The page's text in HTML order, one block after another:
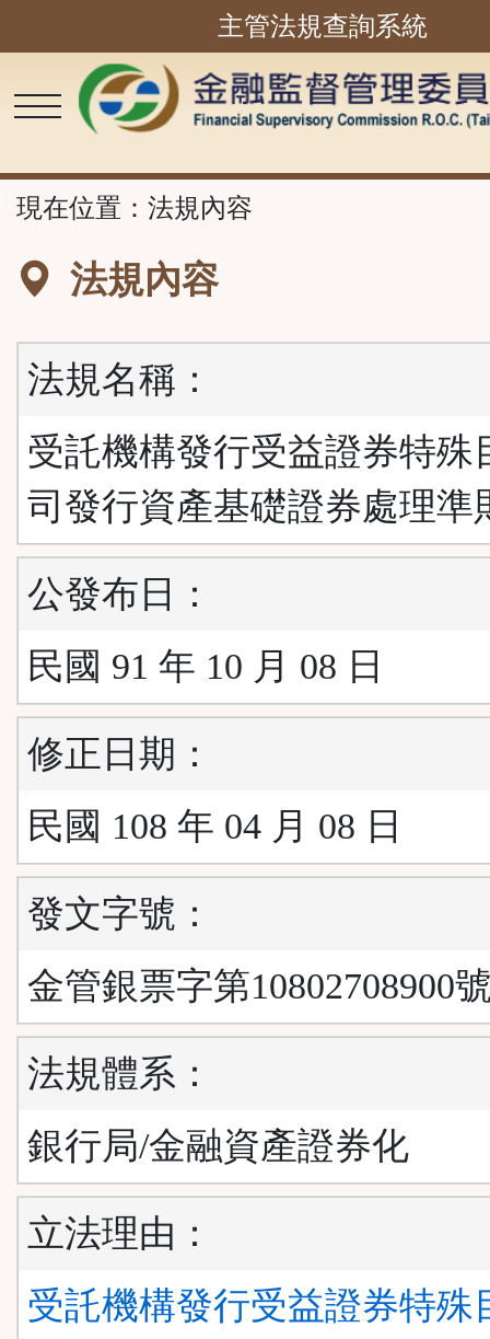
內
容
主管法規查詢系統
現在位置： 法規內容
法規內容
法規名稱：
受託機構發行受益證券特殊
司發行資產基礎證券處理準
公發布日：
民國 91 年 10 月 08 日
修正日期：
民國 108 年 04 月 08 日
發文字號：
金管銀票字第10802708900
法規體系：
銀行局/金融資產證券化
立法理由：
受託機構發行受益證券特殊